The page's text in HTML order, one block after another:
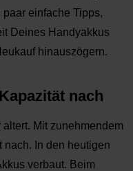
einfache Tipps,
Deines Handyakkus
hinauszögern.
nach
Mit zunehmendem
In den heutigen
verbaut. Beim